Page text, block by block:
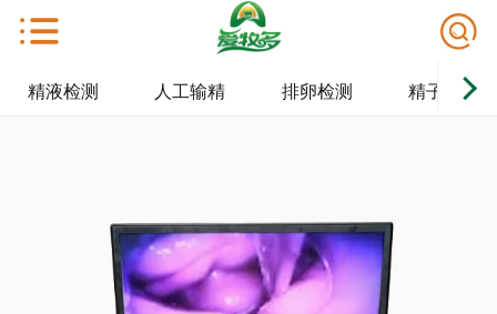
精液检测 人工输精 排卵检测 精子保存